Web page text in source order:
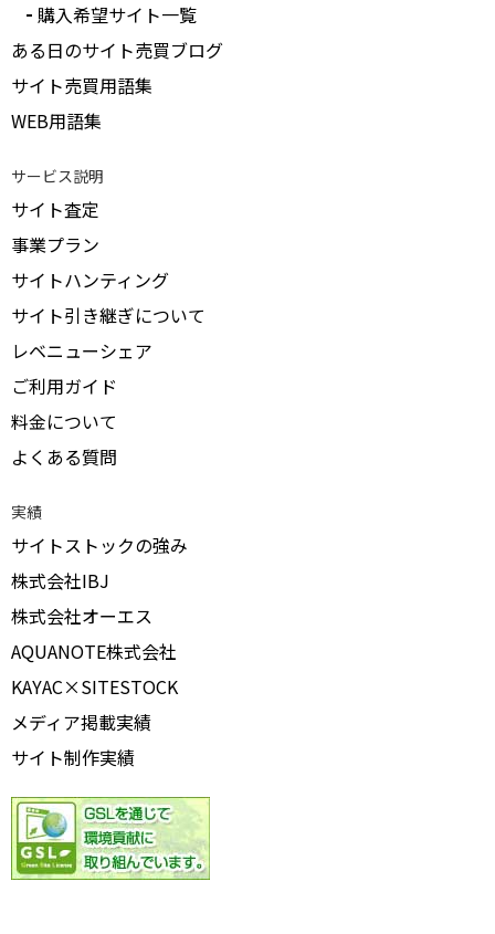
購入希望サイト一覧
ある日のサイト売買ブログ
サイト売買用語集
WEB用語集
サービス説明
サイト査定
事業プラン
サイトハンティング
サイト引き継ぎについて
レベニューシェア
ご利用ガイド
料金について
よくある質問
実績
サイトストックの強み
株式会社IBJ
株式会社オーエス
AQUANOTE株式会社
KAYAC×SITESTOCK
メディア掲載実績
サイト制作実績